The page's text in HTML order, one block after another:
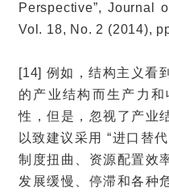
Perspective”, Journal
Vol. 18, No. 2 (2014),
[14] 例如，结构主义看
的产业结构而生产力
性，但是，忽视了产业
以致建议采用 “进口替
制度扭曲、资源配置效
发展缓慢、停滞和各种